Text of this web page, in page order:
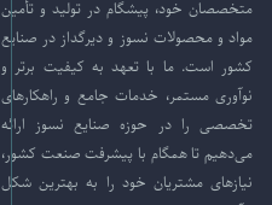
متخصصان خود، پیشگام در تولید و تأمین
مواد و محصولات نسوز و دیرگداز در صنایع
کشور است. ما با تعهد به کیفیت برتر و
نوآوری مستمر، خدمات جامع و راهکارهای
تخصصی را در حوزه صنایع نسوز ارائه
می‌دهیم تا همگام با پیشرفت صنعت کشور،
نیازهای مشتریان خود را به بهترین شکل